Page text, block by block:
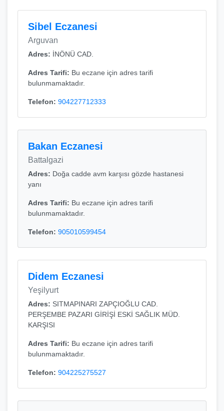
Sibel Eczanesi
Arguvan
Adres: İNÖNÜ CAD.
Adres Tarifi: Bu eczane için adres tarifi
bulunmamaktadır.
Telefon: 904227712333
Bakan Eczanesi
Battalgazi
Adres: Doğa cadde avm karşısı gözde hastanesi
yanı
Adres Tarifi: Bu eczane için adres tarifi
bulunmamaktadır.
Telefon: 905010599454
Didem Eczanesi
Yeşilyurt
Adres: SITMAPINARI ZAPÇIOĞLU CAD.
PERŞEMBE PAZARI GİRİŞİ ESKİ SAĞLIK MÜD.
KARŞISI
Adres Tarifi: Bu eczane için adres tarifi
bulunmamaktadır.
Telefon: 904225275527